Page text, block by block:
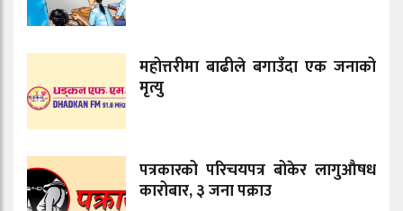
महोत्तरीमा बाढीले बगाउँदा एक जनाको
मृत्यु
पत्रकारको परिचयपत्र बोकेर लागुऔषध
कारोबार, ३ जना पक्राउ